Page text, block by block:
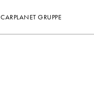
CARPLANET GRUPPE